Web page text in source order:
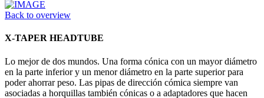
Back to overview
X-TAPER HEADTUBE
Lo mejor de dos mundos. Una forma cónica con un mayor diámetro
en la parte inferior y un menor diámetro en la parte superior para
poder ahorrar peso. Las pipas de dirección cómica siempre van
asociadas a horquillas también cónicas o a adaptadores que hacen